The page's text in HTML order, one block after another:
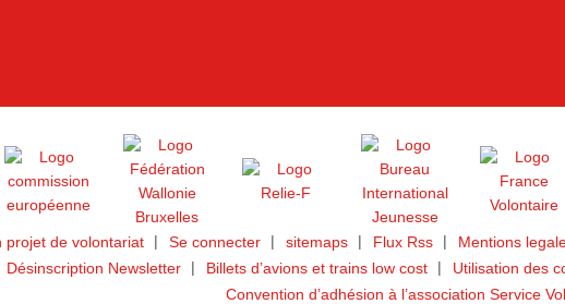
projet de volontariat Se connecter sitemaps Flux Rss Mentions
Désinscription Newsletter
Billets d’avions et trains low cost Utilisation des
Convention d’adhésion à l’association Service